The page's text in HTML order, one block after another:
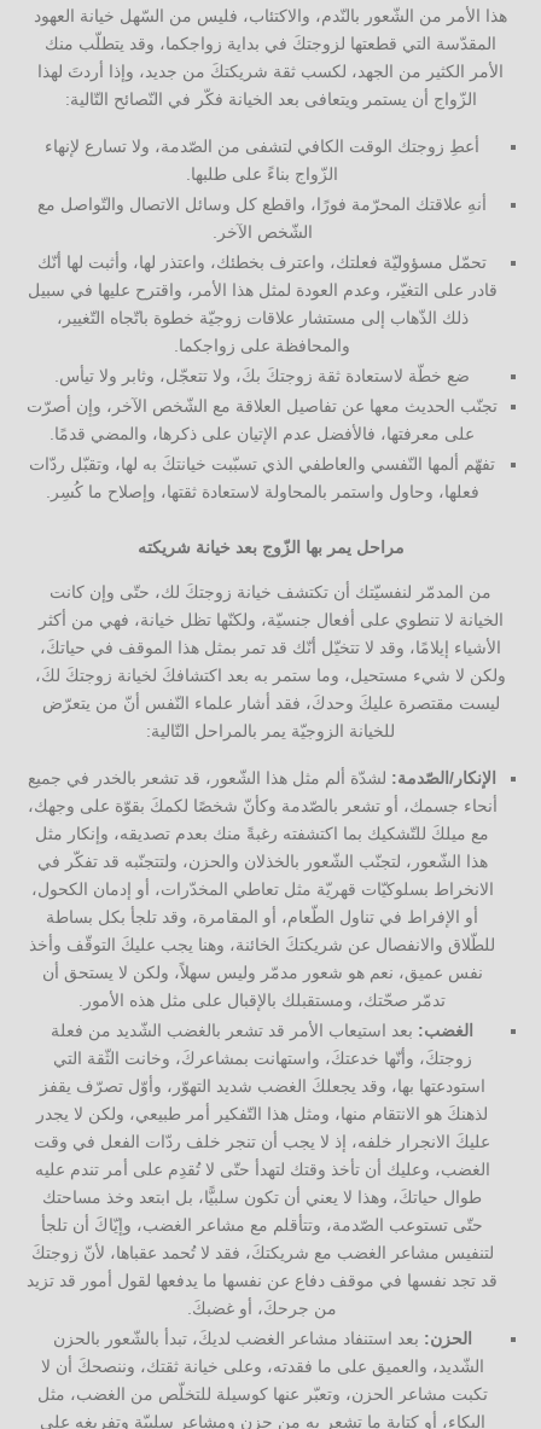
هذا الأمر من الشّعور بالنّدم، والاكتئاب، فليس من السّهل خيانة العهود
المقدّسة التي قطعتها لزوجتكَ في بداية زواجكما، وقد يتطلّب منك
الأمر الكثير من الجهد، لكسب ثقة شريكتكَ من جديد، وإذا أردتَ لهذا
الزّواج أن يستمر ويتعافى بعد الخيانة فكّر في النّصائح التّالية:
أعطِ زوجتك الوقت الكافي لتشفى من الصّدمة، ولا تسارع لإنهاء
الزّواج بناءً على طلبها.
أنهِ علاقتك المحرّمة فورًا، واقطع كل وسائل الاتصال والتّواصل مع
الشّخص الآخر.
تحمّل مسؤوليّة فعلتك، واعترف بخطئك، واعتذر لها، وأثبت لها أنّك
قادر على التغيّر، وعدم العودة لمثل هذا الأمر، واقترح عليها في سبيل
ذلك الذّهاب إلى مستشار علاقات زوجيّة خطوة باتّجاه التّغيير،
والمحافظة على زواجكما.
ضع خطّة لاستعادة ثقة زوجتكَ بكَ، ولا تتعجّل، وثابر ولا تيأس.
تجنّب الحديث معها عن تفاصيل العلاقة مع الشّخص الآخر، وإن أصرّت
على معرفتها، فالأفضل عدم الإتيان على ذكرها، والمضي قدمًا.
تفهّم ألمها النّفسي والعاطفي الذي تسبّبت خيانتكَ به لها، وتقبّل ردّات
فعلها، وحاول واستمر بالمحاولة لاستعادة ثقتها، وإصلاح ما كُسِر.
مراحل يمر بها الزّوج بعد خيانة شريكته
من المدمّر لنفسيّتك أن تكتشف خيانة زوجتكَ لك، حتّى وإن كانت
الخيانة لا تنطوي على أفعال جنسيّة، ولكنّها تظل خيانة، فهي من أكثر
الأشياء إيلامًا، وقد لا تتخيّل أنّك قد تمر بمثل هذا الموقف في حياتكَ،
ولكن لا شيء مستحيل، وما ستمر به بعد اكتشافكَ لخيانة زوجتكَ لكَ،
ليست مقتصرة عليكَ وحدكَ، فقد أشار علماء النّفس أنّ من يتعرّض
للخيانة الزوجيّة يمر بالمراحل التّالية:
الإنكار/الصّدمة: لشدّة ألم مثل هذا الشّعور، قد تشعر بالخدر في جميع
أنحاء جسمك، أو تشعر بالصّدمة وكأنّ شخصًا لكمكَ بقوّة على وجهك،
مع ميلكَ للتّشكيك بما اكتشفته رغبةً منك بعدم تصديقه، وإنكار مثل
هذا الشّعور، لتجنّب الشّعور بالخذلان والحزن، ولتتجنّبه قد تفكّر في
الانخراط بسلوكيّات قهريّة مثل تعاطي المخدّرات، أو إدمان الكحول،
أو الإفراط في تناول الطّعام، أو المقامرة، وقد تلجأ بكل بساطة
للطّلاق والانفصال عن شريكتكَ الخائنة، وهنا يجب عليكَ التوقّف وأخذ
نفس عميق، نعم هو شعور مدمّر وليس سهلاً، ولكن لا يستحق أن
تدمّر صحّتك، ومستقبلك بالإقبال على مثل هذه الأمور.
الغضب: بعد استيعاب الأمر قد تشعر بالغضب الشّديد من فعلة
زوجتكَ، وأنّها خدعتكَ، واستهانت بمشاعركَ، وخانت الثّقة التي
استودعتها بها، وقد يجعلكَ الغضب شديد التهوّر، وأوّل تصرّف يقفز
لذهنكَ هو الانتقام منها، ومثل هذا التّفكير أمر طبيعي، ولكن لا يجدر
عليكَ الانجرار خلفه، إذ لا يجب أن تنجر خلف ردّات الفعل في وقت
الغضب، وعليك أن تأخذ وقتك لتهدأ حتّى لا تُقدِم على أمر تندم عليه
طوال حياتكَ، وهذا لا يعني أن تكون سلبيًّا، بل ابتعد وخذ مساحتك
حتّى تستوعب الصّدمة، وتتأقلم مع مشاعر الغضب، وإيّاكَ أن تلجأ
لتنفيس مشاعر الغضب مع شريكتكَ، فقد لا تُحمد عقباها، لأنّ زوجتكَ
قد تجد نفسها في موقف دفاع عن نفسها ما يدفعها لقول أمور قد تزيد
من جرحكَ، أو غضبكَ.
الحزن: بعد استنفاد مشاعر الغضب لديكَ، تبدأ بالشّعور بالحزن
الشّديد، والعميق على ما فقدته، وعلى خيانة ثقتك، وننصحكَ أن لا
تكبت مشاعر الحزن، وتعبّر عنها كوسيلة للتخلّص من الغضب، مثل
البكاء، أو كتابة ما تشعر به من حزن ومشاعر سلبيّة وتفريغه على